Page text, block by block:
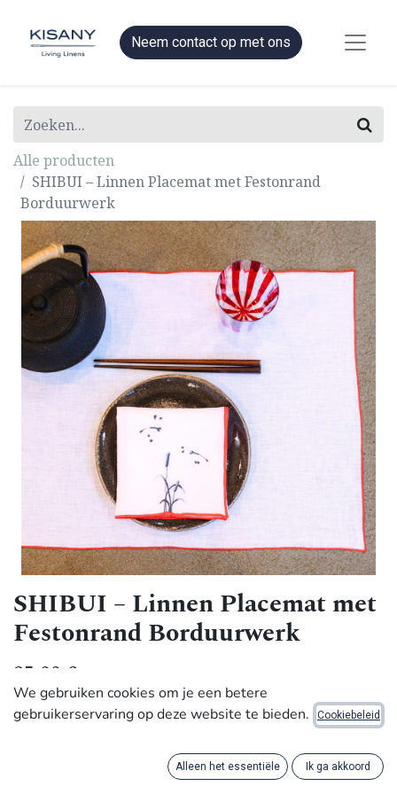
Neem contact op met ons
Alle producten
SHIBUI – Linnen Placemat met Festonrand
Borduurwerk
SHIBUI – Linnen Placemat met
Festonrand Borduurwerk
35,00 €
Met waardigheid gemaakt door ambachtslieden in Africa
Deze witte linnen placemat is geborduurd met een
We gebruiken cookies om je een betere
gebruikerservaring op deze website te bieden.
Cookiebeleid
Alleen het essentiële Ik ga akkoord